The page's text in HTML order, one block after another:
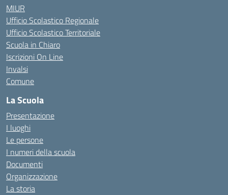
MIUR
Ufficio Scolastico Regionale
Ufficio Scolastico Territoriale
Scuola in Chiaro
Iscrizioni On Line
Invalsi
Comune
La Scuola
Presentazione
I luoghi
Le persone
I numeri della scuola
Documenti
Organizzazione
La storia